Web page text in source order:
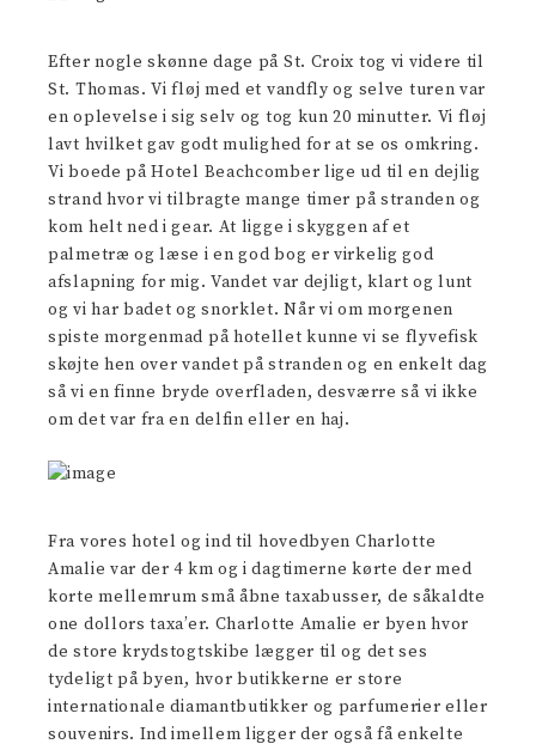
Efter nogle skønne dage på St. Croix tog vi videre til
St. Thomas. Vi fløj med et vandfly og selve turen var
en oplevelse i sig selv og tog kun 20 minutter. Vi fløj
lavt hvilket gav godt mulighed for at se os omkring.
Vi boede på Hotel Beachcomber lige ud til en dejlig
strand hvor vi tilbragte mange timer på stranden og
kom helt ned i gear. At ligge i skyggen af et
palmetræ og læse i en god bog er virkelig god
afslapning for mig. Vandet var dejligt, klart og lunt
og vi har badet og snorklet. Når vi om morgenen
spiste morgenmad på hotellet kunne vi se flyvefisk
skøjte hen over vandet på stranden og en enkelt dag
så vi en finne bryde overfladen, desværre så vi ikke
om det var fra en delfin eller en haj.
Fra vores hotel og ind til hovedbyen Charlotte
Amalie var der 4 km og i dagtimerne kørte der med
korte mellemrum små åbne taxabusser, de såkaldte
one dollors taxa’er. Charlotte Amalie er byen hvor
de store krydstogtskibe lægger til og det ses
tydeligt på byen, hvor butikkerne er store
internationale diamantbutikker og parfumerier eller
souvenirs. Ind imellem ligger der også få enkelte